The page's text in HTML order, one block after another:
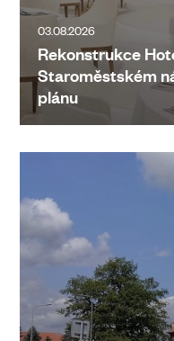
03.08.2026
Rekonstrukce
Staroměstském
plánu